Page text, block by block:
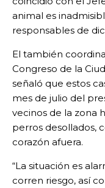
animal es
responsables de
El también
Congreso de la
señaló que estos
mes de julio del
vecinos de la zona
perros desollados,
corazón afuera.
“La situación es
corren riesgo, así